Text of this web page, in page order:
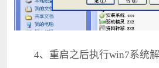
4、重启之后执行win7系统解